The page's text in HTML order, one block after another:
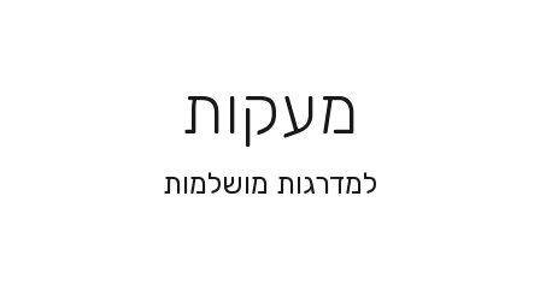
מעקות
למדרגות מושלמות